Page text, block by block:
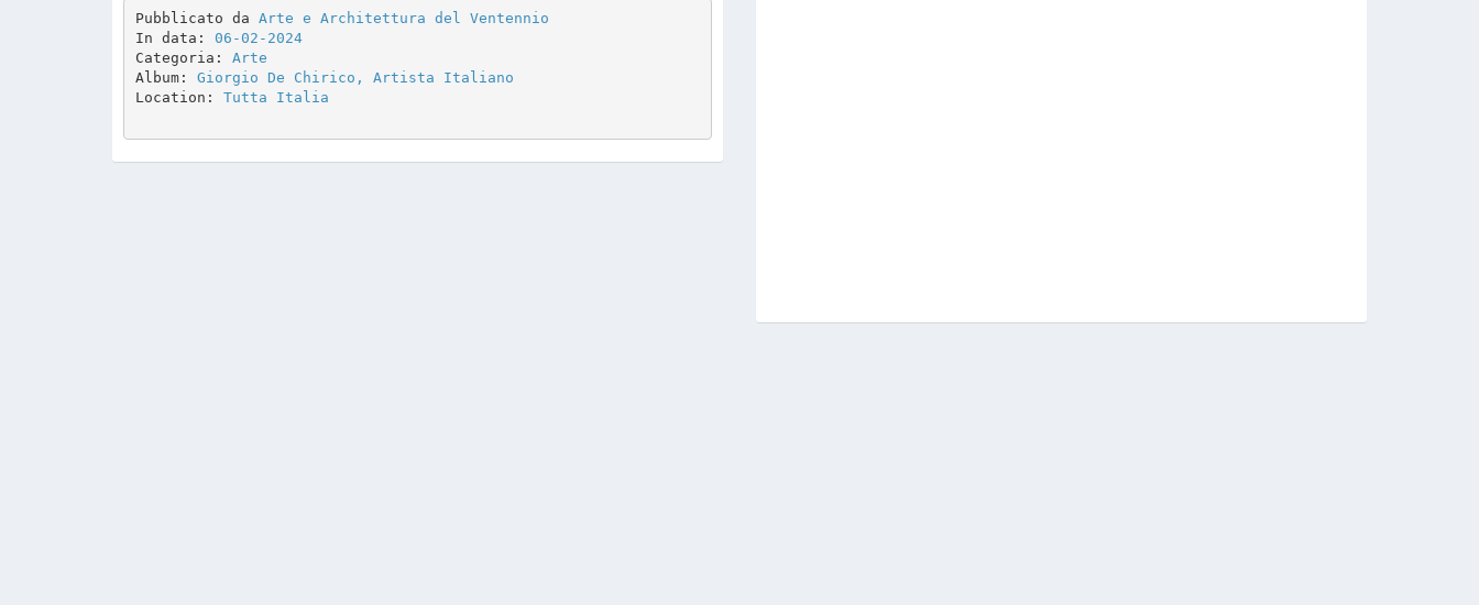
Pubblicato da Arte e Architettura del Ventennio
In data: 06-02-2024
Categoria: Arte
Album: Giorgio De Chirico, Artista Italiano
Location: Tutta Italia